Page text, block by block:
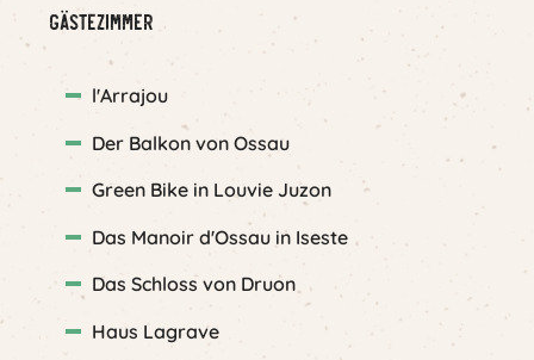
Gästezimmer
l'Arrajou
Der Balkon von Ossau
Green Bike in Louvie Juzon
Das Manoir d'Ossau in Iseste
Das Schloss von Druon
Haus Lagrave